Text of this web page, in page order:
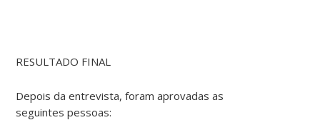
RESULTADO FINAL
Depois da entrevista, foram aprovadas as
seguintes pessoas: